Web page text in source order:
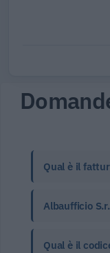
Qual è il
Albaufficio
Qual è il